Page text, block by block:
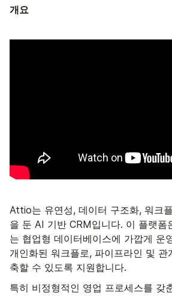
개요
Attio는 유연성, 데이터 구조화, 워크
을 둔 AI 기반 CRM입니다. 이 플랫폼
는 협업형 데이터베이스에 가깝게 운
개인화된 워크플로, 파이프라인 및 관
축할 수 있도록 지원합니다.
특히 비정형적인 영업 프로세스를 갖